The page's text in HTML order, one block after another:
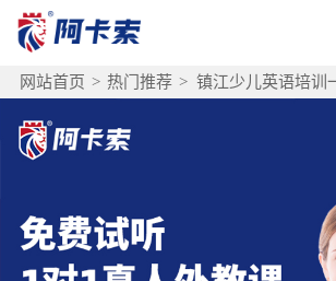
网站首页 > 热门推荐 > 镇江少儿英语培训